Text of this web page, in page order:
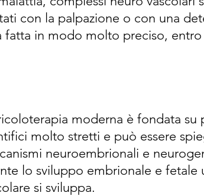
con la palpazione o con una
fatta in modo molto preciso,
moderna è fondata su
molto stretti e può essere
neuroembrionali e
lo sviluppo embrionale e fetale
si sviluppa.